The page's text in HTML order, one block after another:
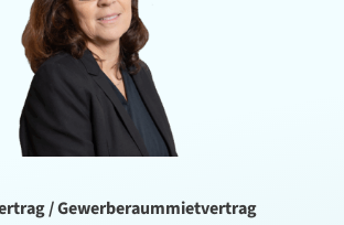
/ Gewerberaummietvertrag